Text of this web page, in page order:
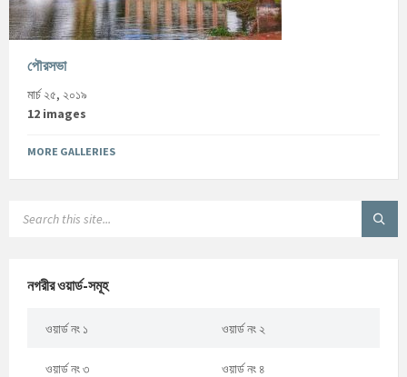
পৌরসভা
মার্চ ২৫, ২০১৯
12 images
MORE GALLERIES
নগরীর ওয়ার্ড-সমূহ
ওয়ার্ড নং ১ ওয়ার্ড নং ২
ওয়ার্ড নং ৩ ওয়ার্ড নং ৪